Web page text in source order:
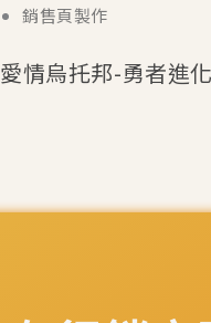
銷售頁製作
愛情烏托邦-勇者進